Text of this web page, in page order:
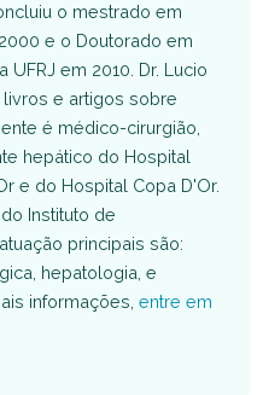
o mestrado em
e o Doutorado em
UFRJ em 2010. Dr. Lucio
e artigos sobre
é médico-cirurgião,
hepático do Hospital
e do Hospital Copa D'Or.
Instituto de
principais são:
hepatologia, e
informações, entre em